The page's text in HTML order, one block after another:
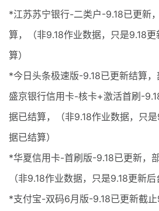
*江苏苏宁银行-二类户-9.18已更新
算，（非9.18作业数据，只是9.18
算）
*今日头条极速版-9.18已更新结算
盛京银行信用卡-核卡+激活首刷-
据已结算，（非9.18作业数据，只
据已结算）
*华夏信用卡-首刷版-9.18已更新，
（非9.18作业数据，只是9.18更新
*支付宝-双码6月版-9.18已更新截